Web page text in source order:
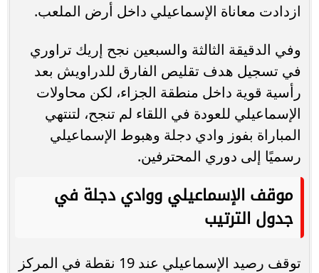
ازدادت معاناة الإسماعيلي داخل أرض الملعب.
وفي الدقيقة الثالثة والسبعين نجح إريك تراوري
في تسجيل هدف تقليص الفارق للدراويش بعد
رأسية قوية داخل منطقة الجزاء، لكن محاولات
الإسماعيلي للعودة في اللقاء لم تنجح، لتنتهي
المباراة بفوز وادي دجلة وهبوط الإسماعيلي
رسميًا إلى دوري المحترفين.
موقف الإسماعيلي ووادي دجلة في
جدول الترتيب
توقف رصيد الإسماعيلي عند 19 نقطة في المركز